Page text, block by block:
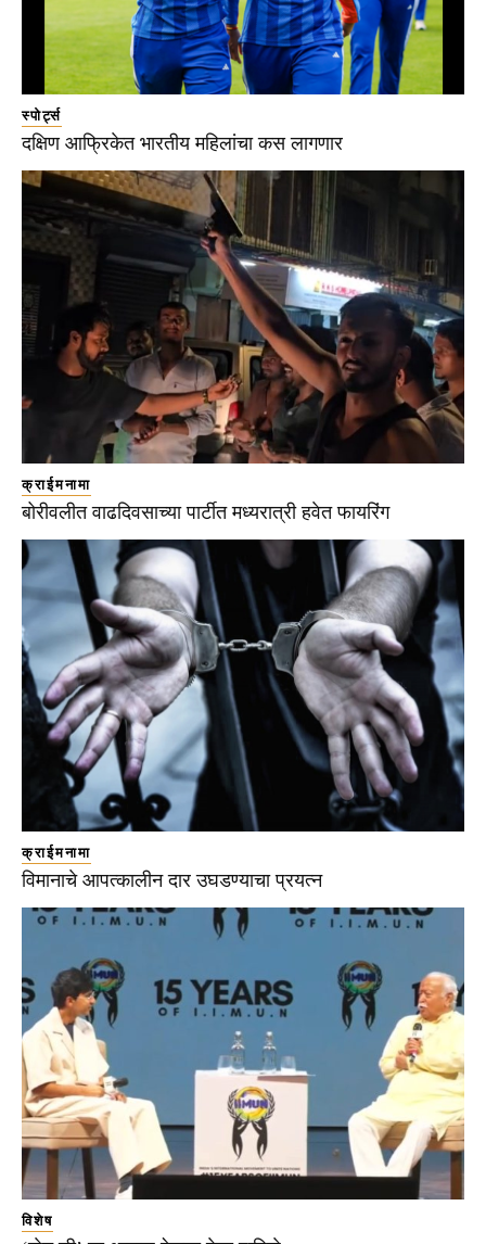
स्पोर्ट्स
दक्षिण आफ्रिकेत भारतीय महिलांचा कस लागणार
क्राईमनामा
बोरीवलीत वाढदिवसाच्या पार्टीत मध्यरात्री हवेत फायरिंग
क्राईमनामा
विमानाचे आपत्कालीन दार उघडण्याचा प्रयत्न
विशेष